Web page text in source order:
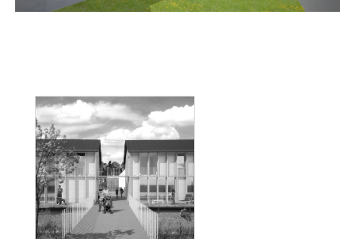
INTERVENTIONS RURALES 02